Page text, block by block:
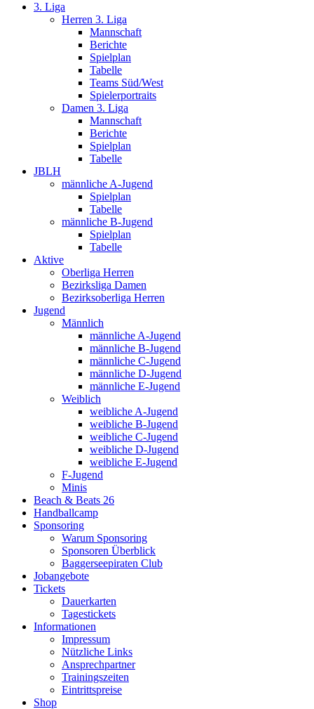
3. Liga
Herren 3. Liga
Mannschaft
Berichte
Spielplan
Tabelle
Teams Süd/West
Spielerportraits
Damen 3. Liga
Mannschaft
Berichte
Spielplan
Tabelle
JBLH
männliche A-Jugend
Spielplan
Tabelle
männliche B-Jugend
Spielplan
Tabelle
Aktive
Oberliga Herren
Bezirksliga Damen
Bezirksoberliga Herren
Jugend
Männlich
männliche A-Jugend
männliche B-Jugend
männliche C-Jugend
männliche D-Jugend
männliche E-Jugend
Weiblich
weibliche A-Jugend
weibliche B-Jugend
weibliche C-Jugend
weibliche D-Jugend
weibliche E-Jugend
F-Jugend
Minis
Beach & Beats 26
Handballcamp
Sponsoring
Warum Sponsoring
Sponsoren Überblick
Baggerseepiraten Club
Jobangebote
Tickets
Dauerkarten
Tagestickets
Informationen
Impressum
Nützliche Links
Ansprechpartner
Trainingszeiten
Eintrittspreise
Shop